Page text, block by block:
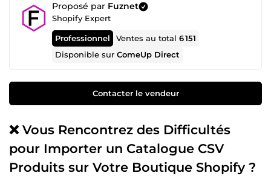
Proposé par Fuznet
Shopify Expert
Professionnel Ventes au total6 151
Disponible surComeUp Direct
Contacter le vendeur
❌ Vous Rencontrez des Difficultés
pour Importer un Catalogue CSV
Produits sur Votre Boutique Shopify ?